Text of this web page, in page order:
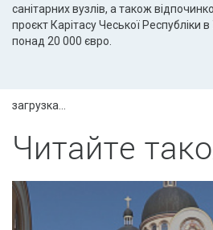
санітарних вузлів, а також
проєкт Карітасу Чеської Республіки
понад 20 000 євро.
загрузка...
Читайте